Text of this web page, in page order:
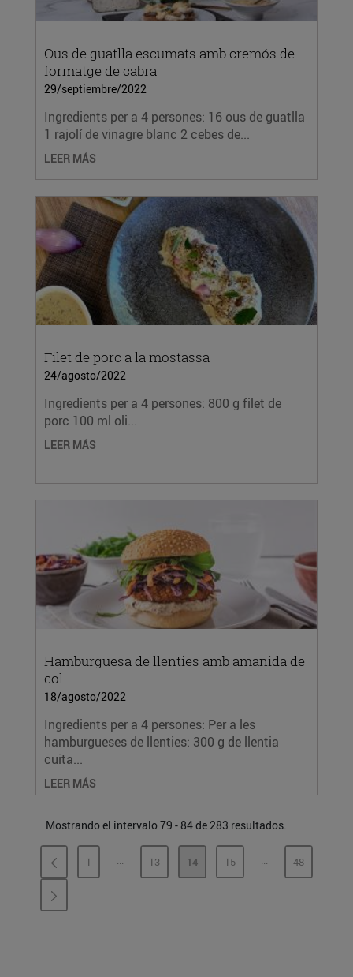
Ous de guatlla escumats amb cremós de
formatge de cabra
29/septiembre/2022
Ingredients per a 4 persones: 16 ous de guatlla
1 rajolí de vinagre blanc 2 cebes de...
LEER MÁS
Filet de porc a la mostassa
24/agosto/2022
Ingredients per a 4 persones: 800 g filet de
porc 100 ml oli...
LEER MÁS
Hamburguesa de llenties amb amanida de
col
18/agosto/2022
Ingredients per a 4 persones: Per a les
hamburgueses de llenties: 300 g de llentia
cuita...
LEER MÁS
Mostrando el intervalo 79 - 84 de 283 resultados.
PÁGINA
1 ...PÁGINAS INTERMEDIAS
PÁGINA
13 PÁGINA
14 PÁGINA
15 ...PÁGINASPÁGINA
48